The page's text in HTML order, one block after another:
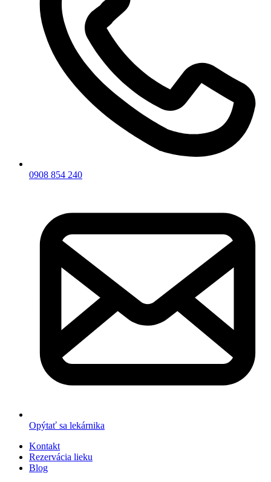
0908 854 240
Opýtať sa lekárnika
Kontakt
Rezervácia lieku
Blog